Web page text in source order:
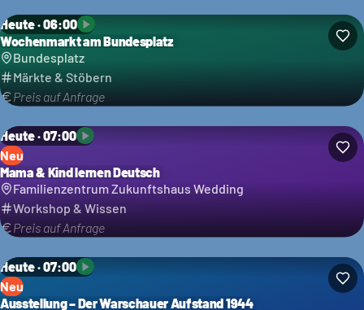
Heute · 06:00
Wochenmarkt am Bundesplatz
Bundesplatz
Märkte & Stöbern
Preis auf Anfrage
Heute · 07:00
Neu
Mama & Kind lernen Deutsch
Familienzentrum Zukunftshaus Wedding
Workshop & Wissen
Preis auf Anfrage
Heute · 07:00
Neu
Ausstellung – Der Warschauer Aufstand 1944